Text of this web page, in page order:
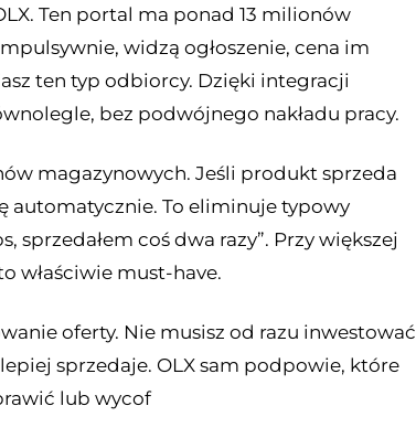
Ten portal ma ponad 13 milionów
widzą ogłoszenie, cena im
ten typ odbiorcy. Dzięki integracji
bez podwójnego nakładu pracy.
magazynowych. Jeśli produkt sprzeda
automatycznie. To eliminuje typowy
sprzedałem coś dwa razy”. Przy większej
właściwie must-have.
oferty. Nie musisz od razu inwestować
sprzedaje. OLX sam podpowie, które
lub wycof